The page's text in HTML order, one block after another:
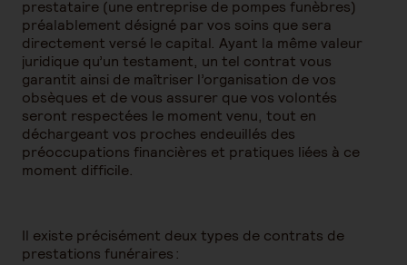
prestataire (une entreprise de pompes funèbres)
préalablement désigné par vos soins que sera
directement versé le capital. Ayant la même valeur
juridique qu’un testament, un tel contrat vous
garantit ainsi de maîtriser l’organisation de vos
obsèques et de vous assurer que vos volontés
seront respectées le moment venu, tout en
déchargeant vos proches endeuillés des
préoccupations financières et pratiques liées à ce
moment difficile.
Il existe précisément deux types de contrats de
prestations funéraires :